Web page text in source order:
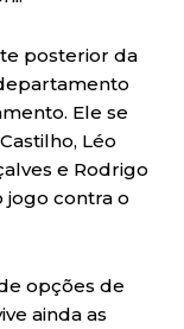
posterior da
Ele se
Léo
e Rodrigo
jogo contra o
opções de
ainda as